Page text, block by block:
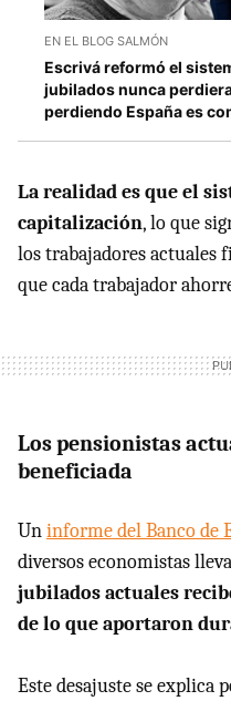
EN EL BLOG SALMÓN
Escrivá reformó el
jubilados nunca
perdiendo España es
La realidad es que el
capitalización, lo que
los trabajadores actuales
que cada trabajador
Los pensionistas
beneficiada
Uninforme del Banco de
diversos economistas
jubilados actuales
de lo que aportaron
Este desajuste se explica